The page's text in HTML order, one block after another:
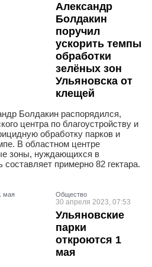
Александр
Болдакин
поручил
ускорить темпы
обработки
зелёных зон
Ульяновска от
клещей
Болдакин распорядился,
центра по благоустройству и
обработку парков и
В областном центре
зоны, нуждающихся в
примерно 82 гектара.
Общество
30 апреля 2023, 07:53
Ульяновские
парки
откроются 1
мая